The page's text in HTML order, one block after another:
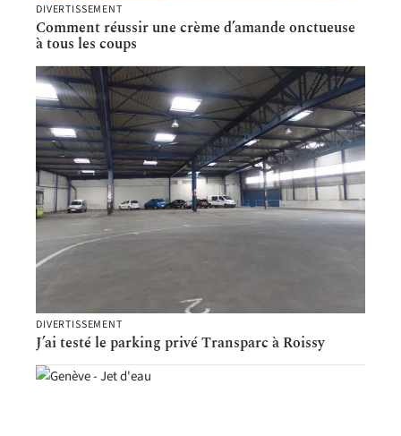
DIVERTISSEMENT
Comment réussir une crème d’amande onctueuse
à tous les coups
DIVERTISSEMENT
J’ai testé le parking privé Transparc à Roissy